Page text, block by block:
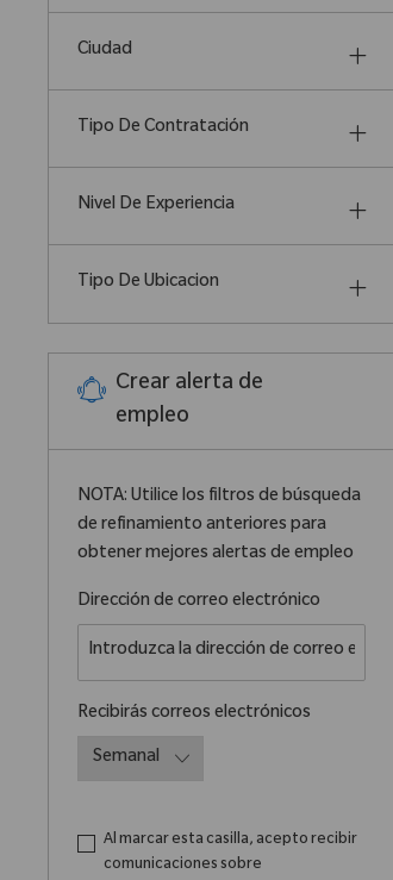
Ciudad
Tipo De Contratación
Nivel De Experiencia
Tipo De Ubicacion
Crear alerta de
empleo
NOTA: Utilice los filtros de búsqueda
de refinamiento anteriores para
obtener mejores alertas de empleo
Dirección de correo electrónico
Recibirás correos electrónicos
Al marcar esta casilla, acepto recibir
comunicaciones sobre